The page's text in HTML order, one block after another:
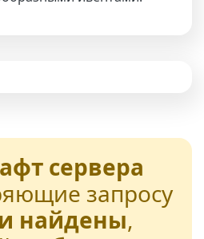
сервера
запросу
найдены,